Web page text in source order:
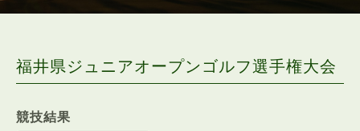
プレー予約
福井県ジュニアオープンゴルフ選手権大会
競技結果